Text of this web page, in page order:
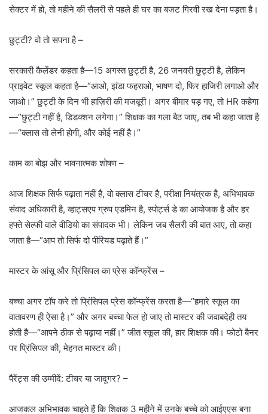
सेक्टर में हो, तो महीने की सैलरी से पहले ही घर का बजट गिरवी रख देना पड़ता है।
छुट्टी? वो तो सपना है –
सरकारी कैलेंडर कहता है—15 अगस्त छुट्टी है, 26 जनवरी छुट्टी है, लेकिन
प्राइवेट स्कूल कहता है—“आओ, झंडा फहराओ, भाषण दो, फिर हाजिरी लगाओ और
जाओ।” छुट्टी के दिन भी हाज़िरी की मजबूरी। अगर बीमार पड़ गए, तो HR कहेगा
—”छुट्टी नहीं है, डिडक्शन लगेगा।” शिक्षक का गला बैठ जाए, तब भी कहा जाता है
—“क्लास तो लेनी होगी, और कोई नहीं है।”
काम का बोझ और भावनात्मक शोषण –
आज शिक्षक सिर्फ पढ़ाता नहीं है, वो क्लास टीचर है, परीक्षा नियंत्रक है, अभिभावक
संवाद अधिकारी है, व्हाट्सएप ग्रुप एडमिन है, स्पोर्ट्स डे का आयोजक है और हर
हफ्ते सेल्फी वाले वीडियो का संपादक भी। लेकिन जब सैलरी की बात आए, तो कहा
जाता है—“आप तो सिर्फ दो पीरियड पढ़ाते हैं।”
मास्टर के आंसू और प्रिंसिपल का प्रेस कॉन्फ्रेंस –
बच्चा अगर टॉप करे तो प्रिंसिपल प्रेस कॉन्फ्रेंस करता है—“हमारे स्कूल का
वातावरण ही ऐसा है।” और अगर बच्चा फेल हो जाए तो मास्टर की जवाबदेही तय
होती है—“आपने ठीक से पढ़ाया नहीं।” जीत स्कूल की, हार शिक्षक की। फोटो बैनर
पर प्रिंसिपल की, मेहनत मास्टर की।
पैरेंट्स की उम्मीदें: टीचर या जादूगर? –
आजकल अभिभावक चाहते हैं कि शिक्षक 3 महीने में उनके बच्चे को आईएएस बना